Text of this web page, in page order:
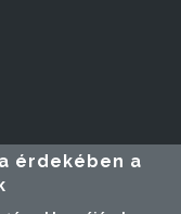
érdekében a